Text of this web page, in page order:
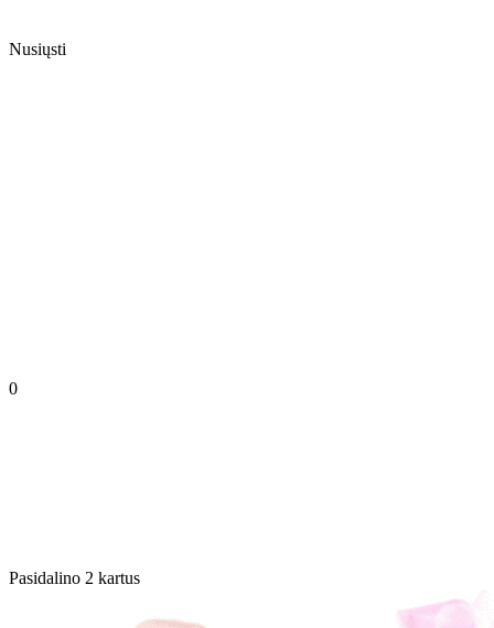
Nusiųsti
0
Pasidalino 2 kartus